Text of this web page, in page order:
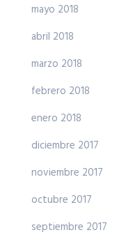
mayo 2018
abril 2018
marzo 2018
febrero 2018
enero 2018
diciembre 2017
noviembre 2017
octubre 2017
septiembre 2017